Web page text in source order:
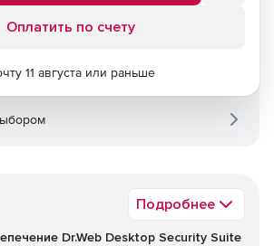
Подробнее
Dr.Web Desktop Security Suite
Оплатить по счету
11 августа или раньше